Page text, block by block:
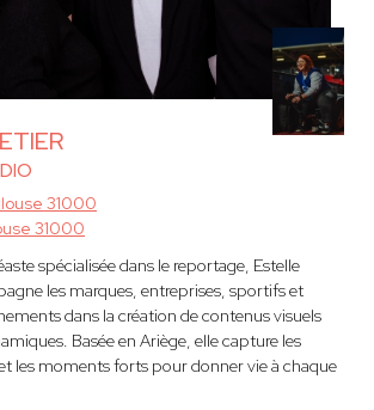
31000
31000
spécialisée dans le reportage, Estelle
les marques, entreprises, sportifs et
dans la création de contenus visuels
Basée en Ariège, elle capture les
les moments forts pour donner vie à chaque